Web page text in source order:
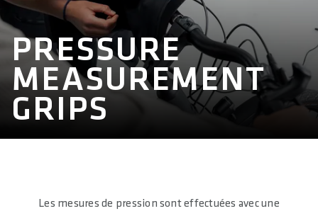
PRESSURE
MEASUREMENT
GRIPS
Les mesures de pression sont effectuées avec une